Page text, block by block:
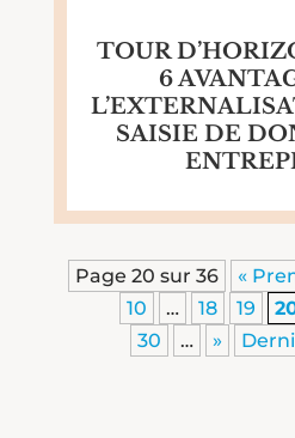
TOUR
6
SAISIE DE
Page 20 sur 36 «
10
… 18 19
30
… »